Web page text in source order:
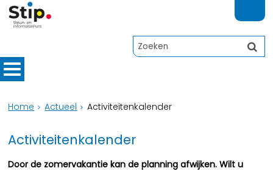
Home Actueel Activiteitenkalender
Activiteitenkalender
Door de zomervakantie kan de planning afwijken. Wilt u